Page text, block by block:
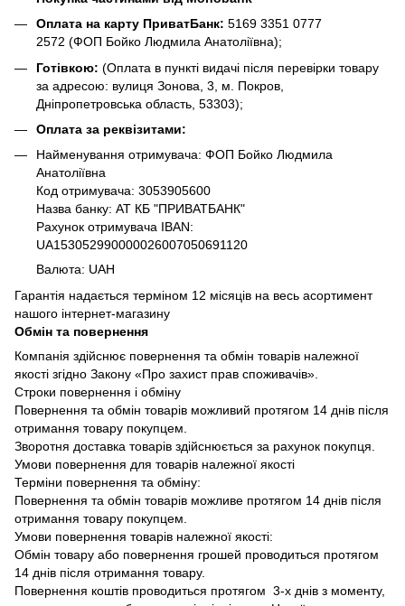
Оплата на карту ПриватБанк: 5169 3351 0777
2572 (ФОП Бойко Людмила Анатоліївна);
Готівкою: (Оплата в пункті видачі після перевірки товару
за адресою: вулиця Зонова, 3, м. Покров,
Дніпропетровська область, 53303);
Оплата за реквізитами:
Найменування отримувача: ФОП Бойко Людмила
Анатоліївна
Код отримувача: 3053905600
Назва банку: АТ КБ "ПРИВАТБАНК"
Рахунок отримувача IBAN:
UA153052990000026007050691120
Валюта: UAH
Гарантія надається терміном 12 місяців на весь асортимент
нашого інтернет-магазину
Обмін та повернення
Компанія здійснює повернення та обмін товарів належної
якості згідно Закону «Про захист прав споживачів».
Строки повернення і обміну
Повернення та обмін товарів можливий протягом 14 днів після
отримання товару покупцем.
Зворотня доставка товарів здійснюється за рахунок покупця.
Умови повернення для товарів належної якості
Терміни повернення та обміну:
Повернення та обмін товарів можливе протягом 14 днів після
отримання товару покупцем.
Умови повернення товарів належної якості:
Обмін товару або повернення грошей проводиться протягом
14 днів після отримання товару.
Повернення коштів проводиться протягом 3-х днів з моменту,